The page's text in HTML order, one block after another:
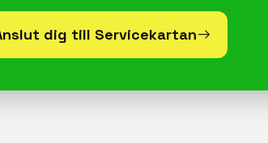
dig till Servicekartan